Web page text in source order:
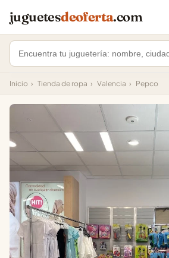
juguetesdeoferta.com
Inicio › Tienda de ropa › Valencia › Pepco